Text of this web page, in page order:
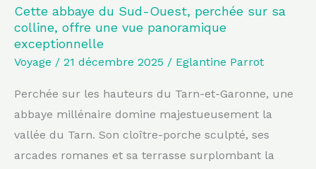
Cette abbaye du Sud-Ouest, perchée sur sa
colline, offre une vue panoramique
exceptionnelle
Voyage / 21 décembre 2025 / Eglantine Parrot
Perchée sur les hauteurs du Tarn-et-Garonne, une
abbaye millénaire domine majestueusement la
vallée du Tarn. Son cloître-porche sculpté, ses
arcades romanes et sa terrasse surplombant la
une
vue
panoramique
exceptionnelle